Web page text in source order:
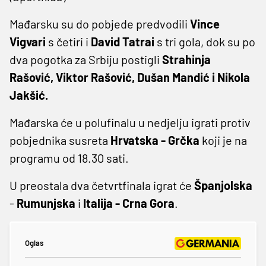
Mađarsku su do pobjede predvodili Vince
Vigvari s četiri i David Tatrai s tri gola, dok su po
dva pogotka za Srbiju postigli Strahinja
Rašović, Viktor Rašović, Dušan Mandić i Nikola
Jakšić.
Mađarska će u polufinalu u nedjelju igrati protiv
pobjednika susreta Hrvatska - Grčka koji je na
programu od 18.30 sati.
U preostala dva četvrtfinala igrat će Španjolska
- Rumunjska i Italija - Crna Gora.
Oglas